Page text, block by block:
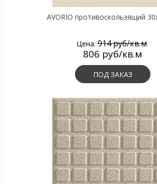
AVORIO противоскользящий
Цена:914 руб/кв.м
806 руб/кв.м
ПОД ЗАКАЗ